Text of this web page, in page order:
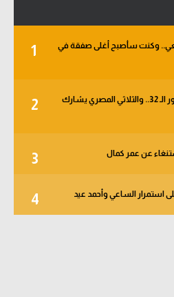
1
معي.. وكنت سأصبح أغلى صفقة في
2
خبر في الجول - الأهلي يبدأ من دور الـ 32.. والثلاثي المصري يشارك
3 عن عمر كمال
4 استمرار الساعي وأحمد عيد